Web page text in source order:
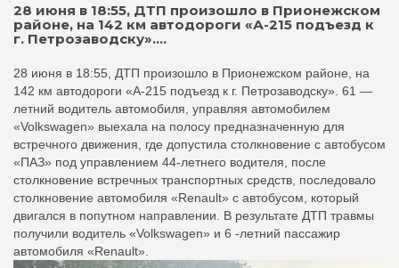
28 июня в 18:55, ДТП произошло в Прионежском
районе, на 142 км автодороги «А-215 подъезд к
г. Петрозаводску»....
28 июня в 18:55, ДТП произошло в Прионежском районе, на
142 км автодороги «А-215 подъезд к г. Петрозаводску». 61 —
летний водитель автомобиля, управляя автомобилем
«Volkswagen» выехала на полосу предназначенную для
встречного движения, где допустила столкновение с автобусом
«ПАЗ» под управлением 44-летнего водителя, после
столкновение встречных транспортных средств, последовало
столкновение автомобиля «Renault» с автобусом, который
двигался в попутном направлении. В результате ДТП травмы
получили водитель «Volkswagen» и 6 -летний пассажир
автомобиля «Renault».